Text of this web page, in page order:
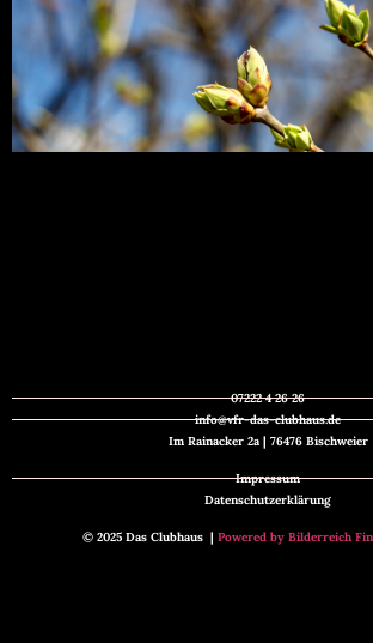
© 2025 Das Clubhaus | Powered by Bilderreich
Impressum
Datenschutzerklärung
07222 4 26 26
info@vfr-das-clubhaus.de
Im Rainacker 2a | 76476 Bischweier